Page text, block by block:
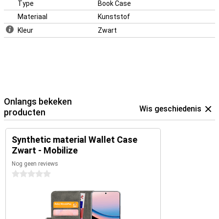
Type
Book Case
Materiaal
Kunststof
Kleur
Zwart
Onlangs bekeken
producten
Wis geschiedenis
Synthetic material Wallet Case
Zwart - Mobilize
Nog geen reviews
0 sterren